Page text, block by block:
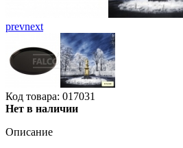
prevnext
Код товара: 017031
Нет в наличии
Описание